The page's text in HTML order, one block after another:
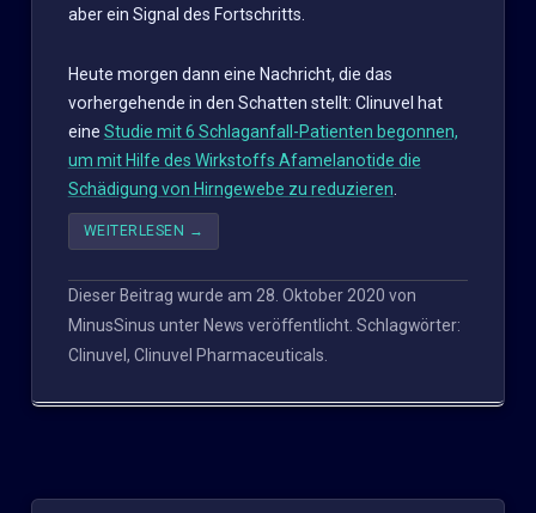
aber ein Signal des Fortschritts.
Heute morgen dann eine Nachricht, die das
vorhergehende in den Schatten stellt: Clinuvel hat
eine Studie mit 6 Schlaganfall-Patienten begonnen,
um mit Hilfe des Wirkstoffs Afamelanotide die
Schädigung von Hirngewebe zu reduzieren
WEITERLESEN →
Dieser Beitrag wurde am 28. Oktober 2020 von
MinusSinus unter News veröffentlicht. Schlagwörter:
Clinuvel , Clinuvel Pharmaceuticals.